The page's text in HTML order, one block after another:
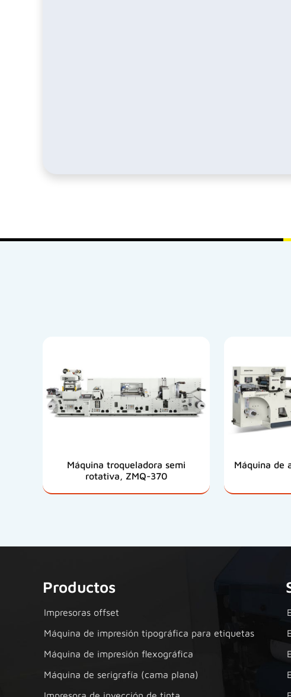
Máquina troqueladora semi
rotativa, ZMQ-370
Máquina de
Productos
Impresoras offset
Máquina de impresión tipográfica para etiquetas
Máquina de impresión flexográfica
Máquina de serigrafía (cama plana)